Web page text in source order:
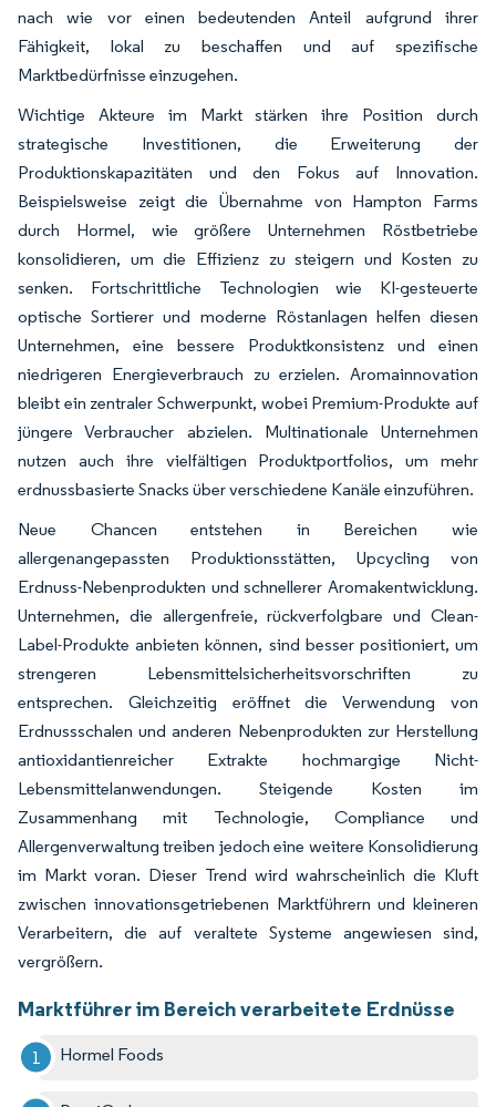
nach wie vor einen bedeutenden Anteil aufgrund ihrer
Fähigkeit, lokal zu beschaffen und auf spezifische
Marktbedürfnisse einzugehen.
Wichtige Akteure im Markt stärken ihre Position durch
strategische Investitionen, die Erweiterung der
Produktionskapazitäten und den Fokus auf Innovation.
Beispielsweise zeigt die Übernahme von Hampton Farms
durch Hormel, wie größere Unternehmen Röstbetriebe
konsolidieren, um die Effizienz zu steigern und Kosten zu
senken. Fortschrittliche Technologien wie KI-gesteuerte
optische Sortierer und moderne Röstanlagen helfen diesen
Unternehmen, eine bessere Produktkonsistenz und einen
niedrigeren Energieverbrauch zu erzielen. Aromainnovation
bleibt ein zentraler Schwerpunkt, wobei Premium-Produkte auf
jüngere Verbraucher abzielen. Multinationale Unternehmen
nutzen auch ihre vielfältigen Produktportfolios, um mehr
erdnussbasierte Snacks über verschiedene Kanäle einzuführen.
Neue Chancen entstehen in Bereichen wie
allergenangepassten Produktionsstätten, Upcycling von
Erdnuss-Nebenprodukten und schnellerer Aromakentwicklung.
Unternehmen, die allergenfreie, rückverfolgbare und Clean-
Label-Produkte anbieten können, sind besser positioniert, um
strengeren Lebensmittelsicherheitsvorschriften zu
entsprechen. Gleichzeitig eröffnet die Verwendung von
Erdnussschalen und anderen Nebenprodukten zur Herstellung
antioxidantienreicher Extrakte hochmargige Nicht-
Lebensmittelanwendungen. Steigende Kosten im
Zusammenhang mit Technologie, Compliance und
Allergenverwaltung treiben jedoch eine weitere Konsolidierung
im Markt voran. Dieser Trend wird wahrscheinlich die Kluft
zwischen innovationsgetriebenen Marktführern und kleineren
Verarbeitern, die auf veraltete Systeme angewiesen sind,
vergrößern.
Marktführer im Bereich verarbeitete Erdnüsse
Hormel Foods